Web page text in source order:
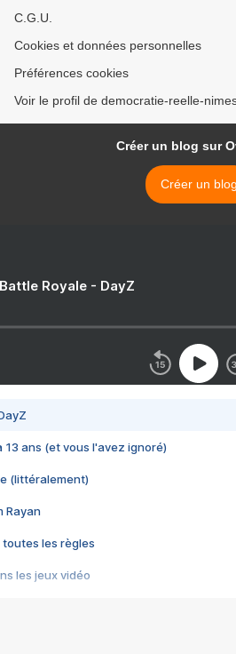
C.G.U.
Cookies et données personnelles
Préférences cookies
Voir le profil de democratie-reelle-
Créer un blog sur
Créer un blog
Royale - DayZ
13 ans (et vous l'avez ignoré)
(littéralement)
Rayan
toutes les règles
les jeux vidéo